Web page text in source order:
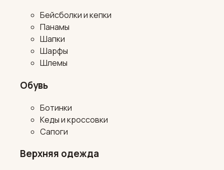
Бейсболки и кепки
Панамы
Шапки
Шарфы
Шлемы
Обувь
Ботинки
Кеды и кроссовки
Сапоги
Верхняя одежда